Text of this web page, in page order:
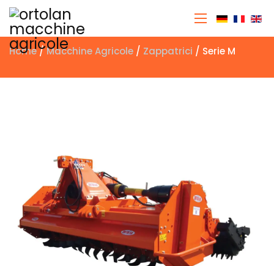
Seleziona
Home/Macchine Agricole / Zappatrici / Serie M